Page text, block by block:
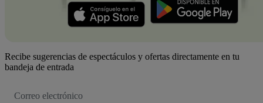
Recibe sugerencias de espectáculos y ofertas directamente en tu
bandeja de entrada
de